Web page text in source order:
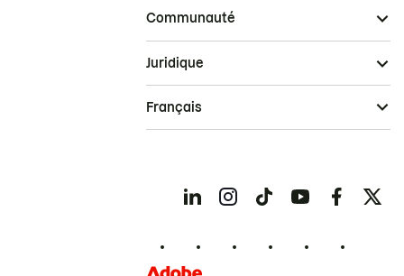
Communauté
Juridique
Français